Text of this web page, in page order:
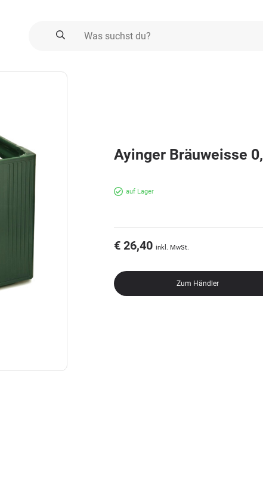
Ayinger Bräuweisse
auf Lager
€ 26,40 inkl. MwSt.
Zum Händler